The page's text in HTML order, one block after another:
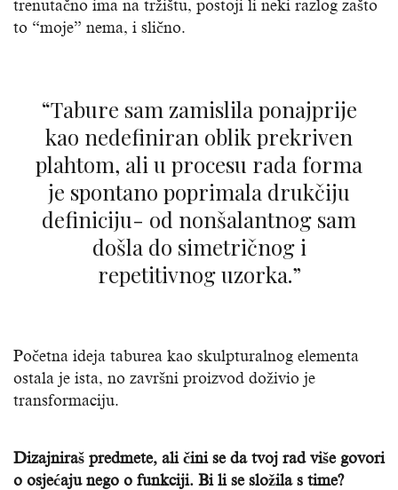
trenutačno ima na tržištu, postoji li neki razlog zašto
to “moje” nema, i slično.
“Tabure sam zamislila ponajprije
kao nedefiniran oblik prekriven
plahtom, ali u procesu rada forma
je spontano poprimala drukčiju
definiciju- od nonšalantnog sam
došla do simetričnog i
repetitivnog uzorka.”
Početna ideja taburea kao skulpturalnog elementa
ostala je ista, no završni proizvod doživio je
transformaciju.
Dizajniraš predmete, ali čini se da tvoj rad više govori
o osjećaju nego o funkciji. Bi li se složila s time?